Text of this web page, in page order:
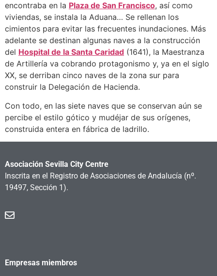
encontraba en la Plaza de San Francisco, así como
viviendas, se instala la Aduana… Se rellenan los
cimientos para evitar las frecuentes inundaciones. Más
adelante se destinan algunas naves a la construcción
del Hospital de la Santa Caridad (1641), la Maestranza
de Artillería va cobrando protagonismo y, ya en el siglo
XX, se derriban cinco naves de la zona sur para
construir la Delegación de Hacienda.
Con todo, en las siete naves que se conservan aún se
percibe el estilo gótico y mudéjar de sus orígenes,
construida entera en fábrica de ladrillo.
Asociación Sevilla City Centre
Inscrita en el Registro de Asociaciones de Andalucía (nº.
19497, Sección 1).
Empresas miembros